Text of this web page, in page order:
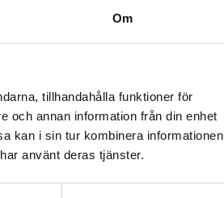
Om
tillhandahålla funktioner för
och annan information från din enhet
kan i sin tur kombinera informationen
använt deras tjänster.